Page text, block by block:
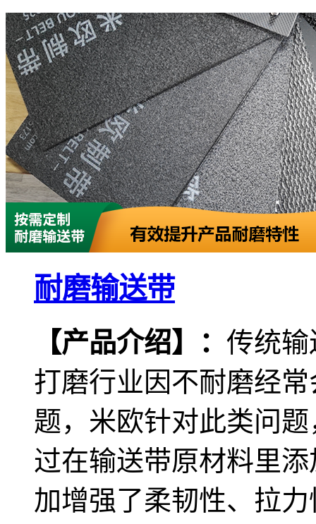
耐磨输送带
【产品介绍】 ： 传统
打磨行业因不耐磨经
题，米欧针对此类问
过在输送带原材料里
加增强了柔韧性、拉